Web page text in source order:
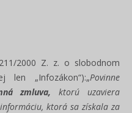
2000 Z. z. o slobodnom
len „Infozákon“):„Povinne
zmluva, ktorú uzaviera
ktorá sa získala za